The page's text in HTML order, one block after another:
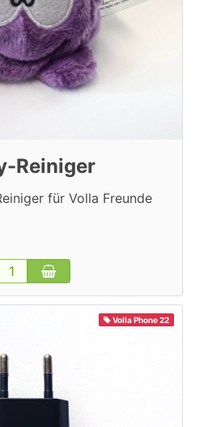
Reiniger
für Volla Freunde
Volla Phone 22